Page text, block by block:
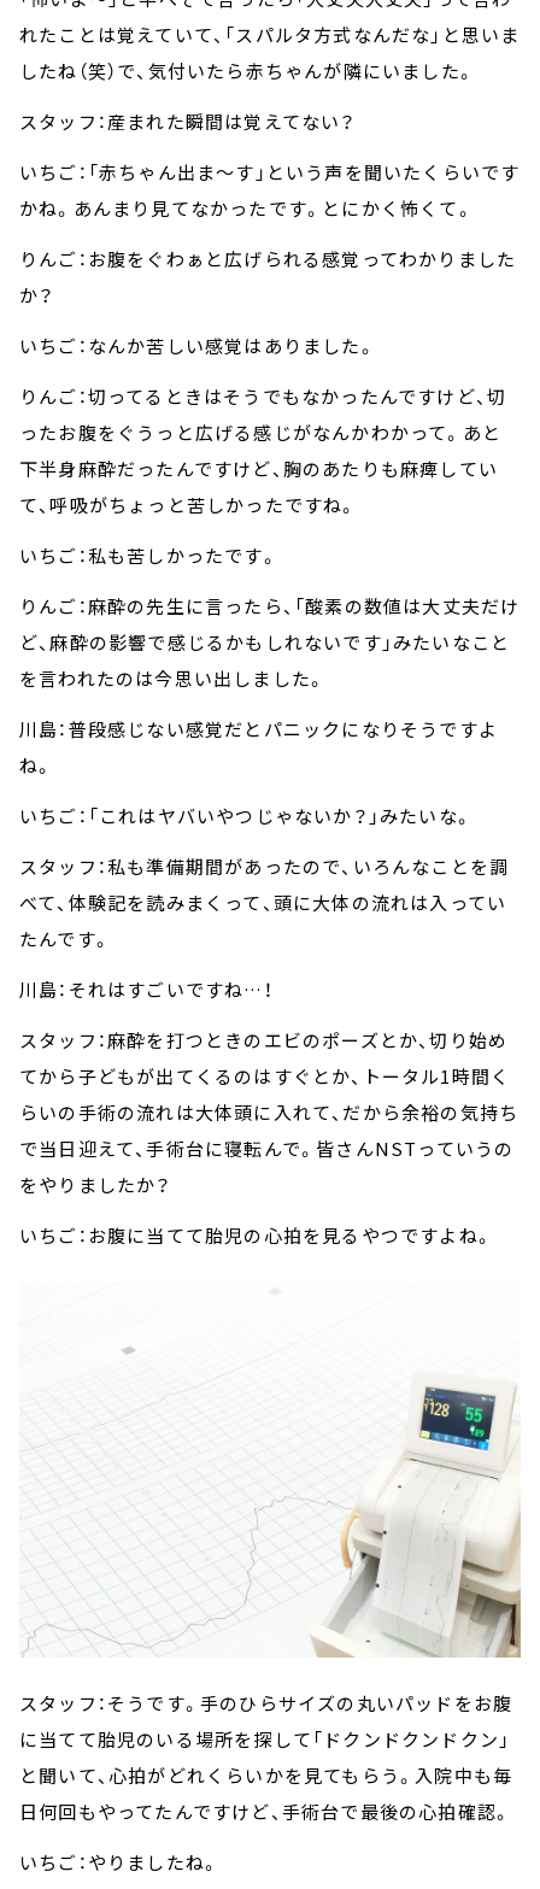
れたことは覚えていて、「スパルタ方式なんだな」と思いま
したね（笑）で、気付いたら赤ちゃんが隣にいました。
スタッフ：産まれた瞬間は覚えてない？
いちご：「赤ちゃん出ま～す」という声を聞いたくらいです
かね。あんまり見てなかったです。とにかく怖くて。
りんご：お腹をぐわぁと広げられる感覚ってわかりました
か？
いちご：なんか苦しい感覚はありました。
りんご：切ってるときはそうでもなかったんですけど、切
ったお腹をぐうっと広げる感じがなんかわかって。あと
下半身麻酔だったんですけど、胸のあたりも麻痺してい
て、呼吸がちょっと苦しかったですね。
いちご：私も苦しかったです。
りんご：麻酔の先生に言ったら、「酸素の数値は大丈夫だけ
ど、麻酔の影響で感じるかもしれないです」みたいなこと
を言われたのは今思い出しました。
川島：普段感じない感覚だとパニックになりそうですよ
ね。
いちご：「これはヤバいやつじゃないか？」みたいな。
スタッフ：私も準備期間があったので、いろんなことを調
べて、体験記を読みまくって、頭に大体の流れは入ってい
たんです。
川島：それはすごいですね…！
スタッフ：麻酔を打つときのエビのポーズとか、切り始め
てから子どもが出てくるのはすぐとか、トータル1時間く
らいの手術の流れは大体頭に入れて、だから余裕の気持ち
で当日迎えて、手術台に寝転んで。皆さんNSTっていうの
をやりましたか？
いちご：お腹に当てて胎児の心拍を見るやつですよね。
スタッフ：そうです。手のひらサイズの丸いパッドをお腹
に当てて胎児のいる場所を探して「ドクンドクンドクン」
と聞いて、心拍がどれくらいかを見てもらう。入院中も毎
日何回もやってたんですけど、手術台で最後の心拍確認。
いちご：やりましたね。